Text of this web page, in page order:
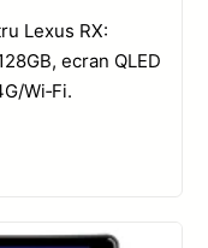
Lexus RX:
ecran QLED
Wi‑Fi.